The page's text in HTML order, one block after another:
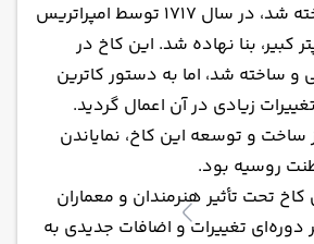
سلطنتی روسیه ساخته شد، در سال 1717 توسط امپراتریس
کبیر، بنا نهاده شد. این کاخ در
و ساخته شد، اما به دستور کاترین
زیادی در آن اعمال گردید.
و توسعه این کاخ، نمایاندن
روسیه بود.
تحت تأثیر هنرمندان و معماران
دوره‌ای تغییرات و اضافات جدیدی به